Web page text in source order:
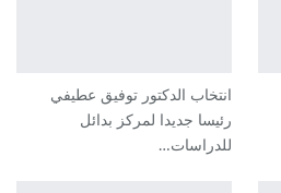
انتخاب الدكتور توفيق عطيفي
رئيسا جديدا لمركز بدائل
للدراسات…